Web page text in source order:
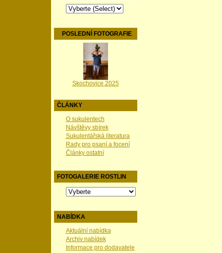
POSLEDNÍ FOTOGRAFIE
Skochovice 2025
ČLÁNKY
O sukulentech
Návštěvy sbírek
Sukulentářská literatura
Rady pro psaní a focení
Články ostatní
FOTOGALERIE ROSTLIN
NABÍDKA
Aktuální nabídka
Archiv nabídek
Informace pro dodavatele